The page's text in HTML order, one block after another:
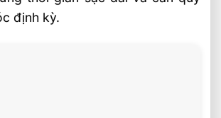
định kỳ.